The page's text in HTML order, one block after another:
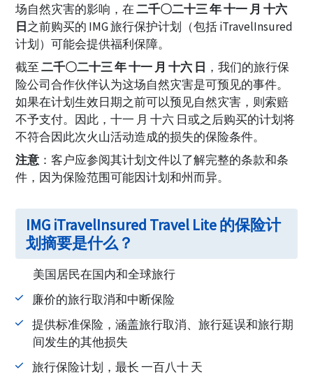
场自然灾害的影响，在二千〇二十三 年 十一 月 十六
日之前购买的 IMG 旅行保护计划（包括 iTravelInsured
计划）可能会提供福利保障。
截至二千〇二十三 年 十一 月 十六 日 ，我们的旅行保
险公司合作伙伴认为这场自然灾害是可预见的事件。
如果在计划生效日期之前可以预见自然灾害，则索赔
不予支付。因此，十一 月 十六 日或之后购买的计划将
不符合因此次火山活动造成的损失的保险条件。
注意：客户应参阅其计划文件以了解完整的条款和条
件，因为保险范围可能因计划和州而异。
IMG iTravelInsured Travel Lite 的保险计
划摘要是什么？
美国居民在国内和全球旅行
廉价的旅行取消和中断保险
提供标准保险，涵盖旅行取消、旅行延误和旅行期
间发生的其他损失
旅行保险计划，最长 一百八十 天